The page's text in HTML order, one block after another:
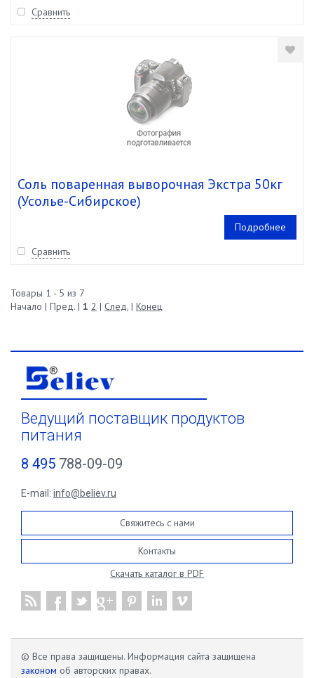
Сравнить
Соль поваренная выворочная Экстра 50кг
(Усолье-Сибирское)
Подробнее
Сравнить
Товары 1 - 5 из 7
Начало | Пред. | 1 2 | След. | Конец
Ведущий поставщик продуктов
питания
8 495 788-09-09
E-mail: info@believ.ru
Свяжитесь с нами
Контакты
Скачать каталог в PDF
© Все права защищены. Информация сайта защищена
законом об авторских правах.